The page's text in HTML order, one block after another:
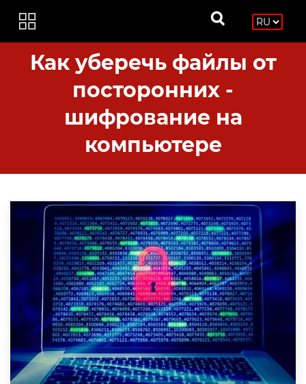
Как уберечь файлы от
посторонних -
шифрование на
компьютере